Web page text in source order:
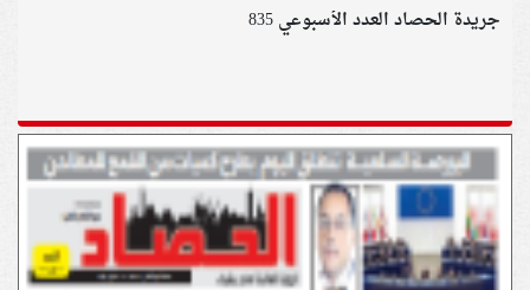
جريدة الحصاد العدد الأسبوعي 835